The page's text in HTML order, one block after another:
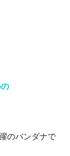
のバンダナで